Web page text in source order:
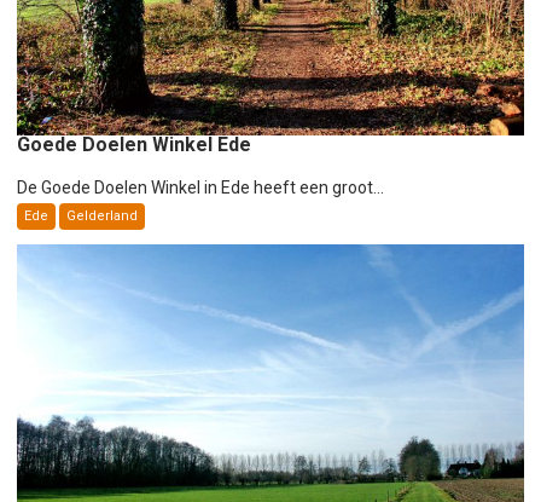
Goede Doelen Winkel Ede
De Goede Doelen Winkel in Ede heeft een groot...
Ede Gelderland